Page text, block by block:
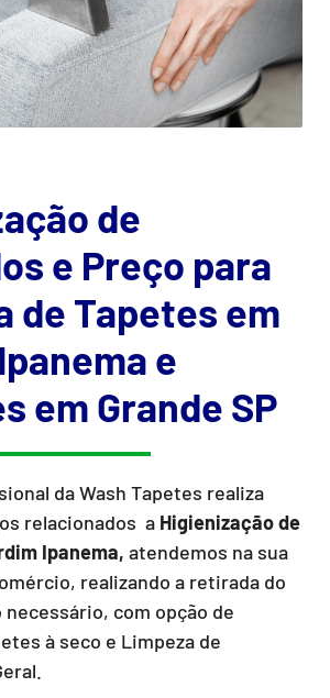
de
e Preço para
de Tapetes em
e
em Grande SP
da Wash Tapetes realiza
relacionados a Higienização de
Ipanema, atendemos na sua
realizando a retirada do
com opção de
à seco e Limpeza de